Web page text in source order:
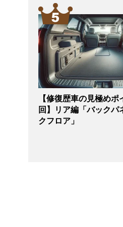
【修復歴車の見極めポ
回】リア編「バックパ
クフロア」